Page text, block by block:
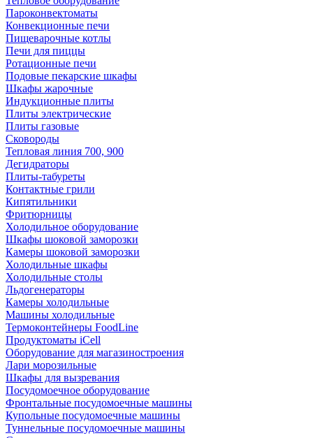
Пароконвектоматы
Конвекционные печи
Пищеварочные котлы
Печи для пиццы
Ротационные печи
Подовые пекарские шкафы
Шкафы жарочные
Индукционные плиты
Плиты электрические
Плиты газовые
Сковороды
Тепловая линия 700, 900
Дегидраторы
Плиты-табуреты
Контактные грили
Кипятильники
Фритюрницы
Холодильное оборудование
Шкафы шоковой заморозки
Камеры шоковой заморозки
Холодильные шкафы
Холодильные столы
Льдогенераторы
Камеры холодильные
Машины холодильные
Термоконтейнеры FoodLine
Продуктоматы iCell
Оборудование для магазиностроения
Лари морозильные
Шкафы для вызревания
Посудомоечное оборудование
Фронтальные посудомоечные машины
Купольные посудомоечные машины
Туннельные посудомоечные машины